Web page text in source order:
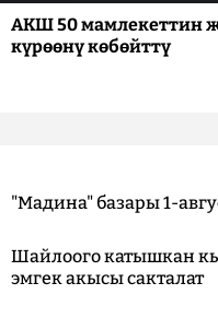
АКШ 50 мамлекеттин
күрөөнү көбөйттү
"Мадина" базары 1-
Шайлоого катышкан
эмгек акысы сакталат